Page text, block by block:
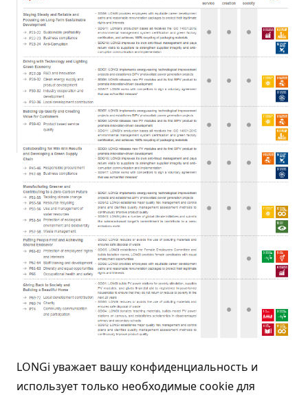
Для содействия выполнению ЦУР ООН на 2030
LONGi уважает вашу конфиденциальность и
использует только необходимые cookie для